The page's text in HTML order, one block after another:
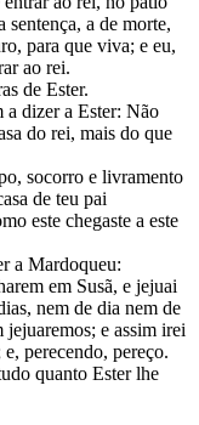
sentença, a de morte,
para que viva; e eu,
ao rei.
de Ester.
a dizer a Ester: Não
do rei, mais do que
socorro e livramento
de teu pai
este chegaste a este
a Mardoqueu:
em Susã, e jejuai
nem de dia nem de
jejuaremos; e assim irei
perecendo, pereço.
quanto Ester lhe